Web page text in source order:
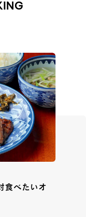
食べたいオ